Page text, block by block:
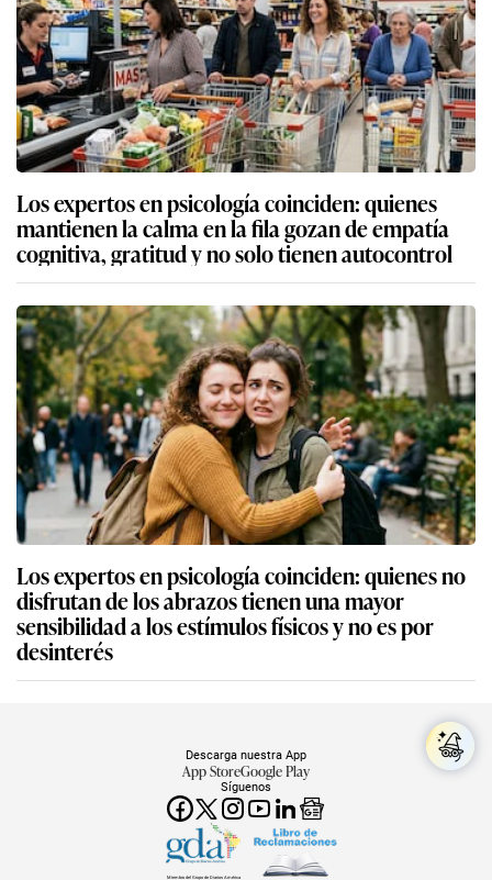
Los expertos en psicología coinciden: quienes
mantienen la calma en la fila gozan de empatía
cognitiva, gratitud y no solo tienen autocontrol
Los expertos en psicología coinciden: quienes no
disfrutan de los abrazos tienen una mayor
sensibilidad a los estímulos físicos y no es por
desinterés
Síguenos
Descarga nuestra App
App StoreGoogle Play
Miembro del Grupo de Diarios América